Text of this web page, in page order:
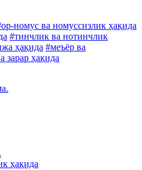
номус ва номуссизлик ҳақида
#тинчлик ва нотинчлик
ҳақида #меъёр ва
зарар ҳақида
ҳақида